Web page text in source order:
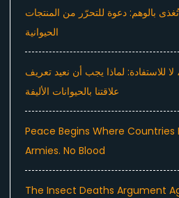
بالوهم: دعوة للتحرّر من المنتجات
الحيوانية
لا للاستفادة: لماذا يجب أن نعيد تعريف
علاقتنا بالحيوانات الأليفة
Peace Begins Where Countries
Armies. No Blood
The Insect Deaths Argument